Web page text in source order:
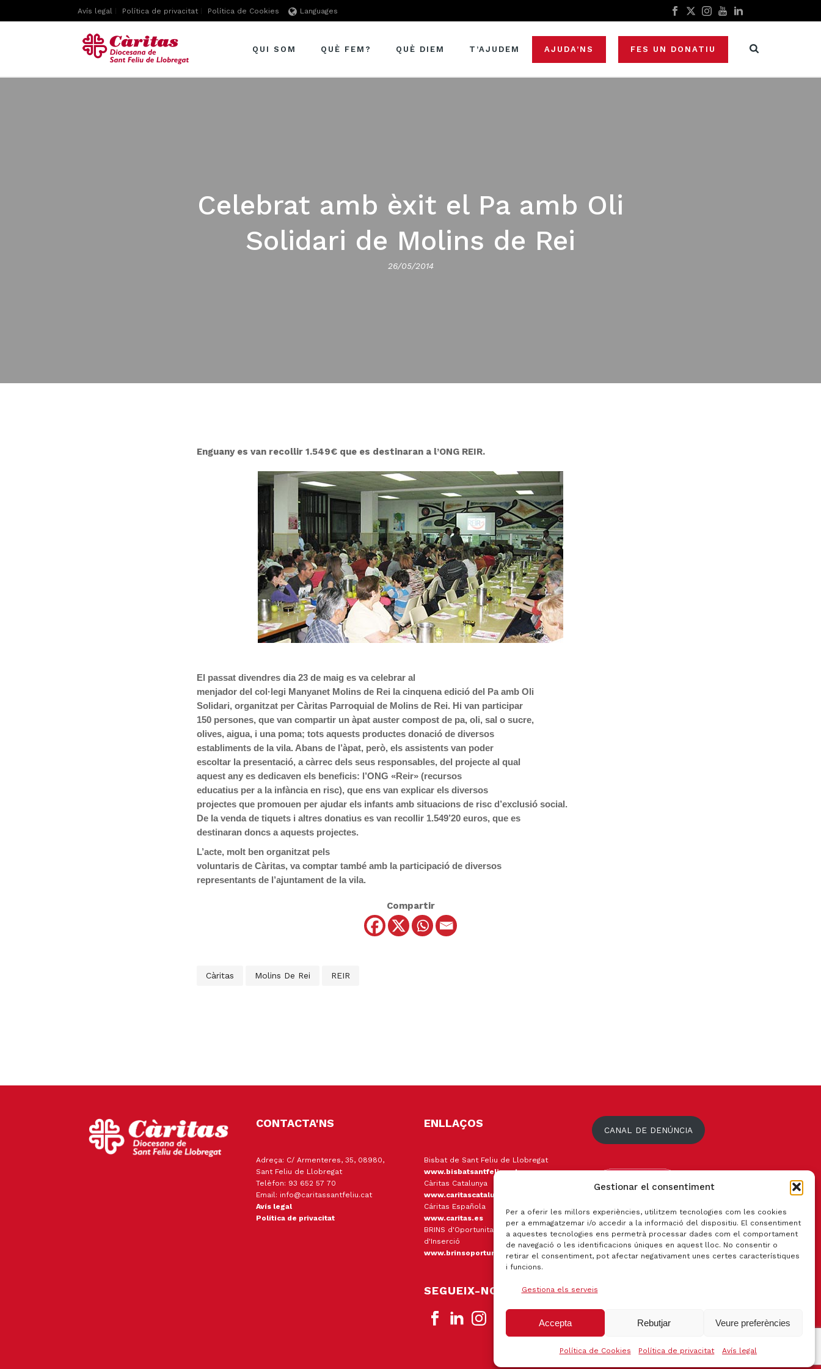
Gestionar el consentiment
Per a oferir les millors experiències, utilitzem tecnologies com les cookies
per a emmagatzemar i/o accedir a la informació del dispositiu. El consentiment
a aquestes tecnologies ens permetrà processar dades com el comportament
de navegació o les identificacions úniques en aquest lloc. No consentir o
retirar el consentiment, pot afectar negativament unes certes característiques
i funcions.
Gestiona els serveis
Accepta Rebutjar Veure preferències
Política de Cookies Política de privacitat Avís legal
Avís legal Política de privacitat Política de Cookies Languages
QUI SOM QUÈ FEM? QUÈ DIEM T’AJUDEM AJUDA’NS FES UN DONATIU
Celebrat amb èxit el Pa amb Oli
Solidari de Molins de Rei
26/05/2014
Enguany es van recollir 1.549€ que es destinaran a l’ONG REIR.
El passat divendres dia 23 de maig es va celebrar al
menjador del col·legi Manyanet Molins de Rei la cinquena edició del Pa amb Oli
Solidari, organitzat per Càritas Parroquial de Molins de Rei. Hi van participar
150 persones, que van compartir un àpat auster compost de pa, oli, sal o sucre,
olives, aigua, i una poma; tots aquests productes donació de diversos
establiments de la vila. Abans de l’àpat, però, els assistents van poder
escoltar la presentació, a càrrec dels seus responsables, del projecte al qual
aquest any es dedicaven els beneficis: l’ONG «Reir» (recursos
educatius per a la infància en risc), que ens van explicar els diversos
projectes que promouen per ajudar els infants amb situacions de risc d’exclusió social.
De la venda de tiquets i altres donatius es van recollir 1.549’20 euros, que es
destinaran doncs a aquests projectes.
L’acte, molt ben organitzat pels
voluntaris de Càritas, va comptar també amb la participació de diversos
representants de l’ajuntament de la vila.
Compartir
Càritas Molins De Rei REIR
CONTACTA'NS
Adreça: C/ Armenteres, 35, 08980,
Sant Feliu de Llobregat
Telèfon: 93 652 57 70
Email: info@caritassantfeliu.cat
Avís legal
Política de privacitat
ENLLAÇOS
Bisbat de Sant Feliu de Llobregat
www.bisbatsantfeliu.cat
Càritas Catalunya
www.caritascatalunya.cat
Cáritas Española
www.caritas.es
BRINS d'Oportunitats Empresa
d'Inserció
www.brinsoportunitats.cat
SEGUEIX-NOS
CANAL DE DENÚNCIA
Certificat qualitat ISO 9001:2015